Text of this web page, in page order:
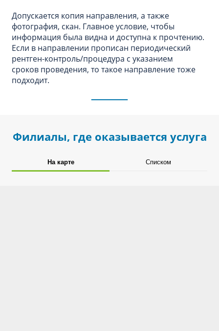
Допускается копия направления, а также
фотография, скан. Главное условие, чтобы
информация была видна и доступна к прочтению.
Если в направлении прописан периодический
рентген-контроль/процедура с указанием
сроков проведения, то такое направление тоже
подходит.
Филиалы, где оказывается услуга
На карте Списком